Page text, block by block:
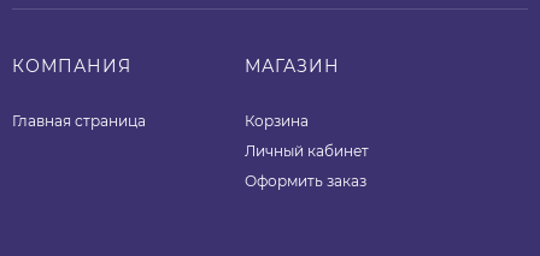
КОМПАНИЯ
Главная страница
МАГАЗИН
Корзина
Личный кабинет
Оформить заказ